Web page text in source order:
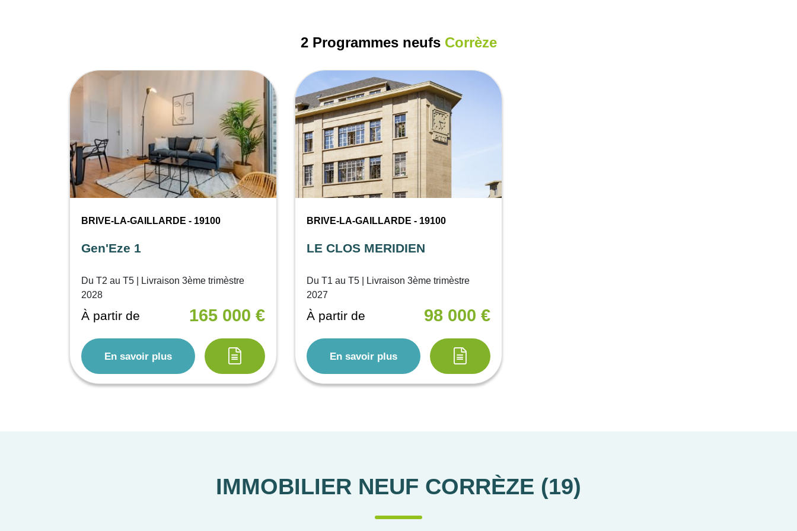
2 Programmes neufs Corrèze
BRIVE-LA-GAILLARDE - 19100
Gen'Eze 1
Du T2 au T5 | Livraison 3ème trimèstre
2028
À partir de 165 000 €
En savoir plus
BRIVE-LA-GAILLARDE - 19100
LE CLOS MERIDIEN
Du T1 au T5 | Livraison 3ème trimèstre
2027
À partir de 98 000 €
En savoir plus
IMMOBILIER NEUF CORRÈZE (19)